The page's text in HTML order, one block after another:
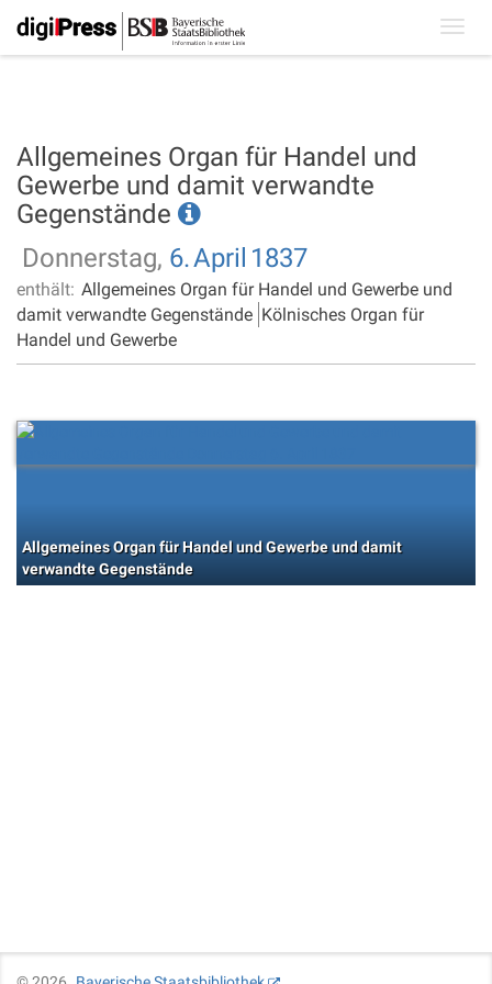
Allgemeines Organ für Handel und
Gewerbe und damit verwandte
Gegenstände
Donnerstag, 6.April 1837
enthält: Allgemeines Organ für Handel und Gewerbe und
damit verwandte Gegenstände Kölnisches Organ für
Handel und Gewerbe
Allgemeines Organ für Handel und Gewerbe und damit
verwandte Gegenstände